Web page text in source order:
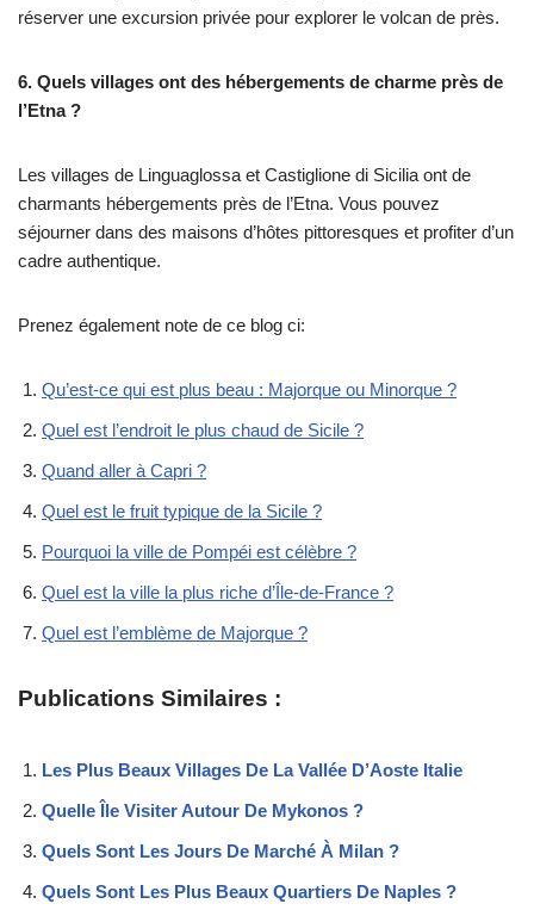
réserver une excursion privée pour explorer le volcan de près.
6. Quels villages ont des hébergements de charme près de
l’Etna ?
Les villages de Linguaglossa et Castiglione di Sicilia ont de
charmants hébergements près de l’Etna. Vous pouvez
séjourner dans des maisons d’hôtes pittoresques et profiter d’un
cadre authentique.
Prenez également note de ce blog ci:
Qu’est-ce qui est plus beau : Majorque ou Minorque ?
Quel est l’endroit le plus chaud de Sicile ?
Quand aller à Capri ?
Quel est le fruit typique de la Sicile ?
Pourquoi la ville de Pompéi est célèbre ?
Quel est la ville la plus riche d’Île-de-France ?
Quel est l’emblème de Majorque ?
Publications Similaires :
Les Plus Beaux Villages De La Vallée D’Aoste Italie
Quelle Île Visiter Autour De Mykonos ?
Quels Sont Les Jours De Marché À Milan ?
Quels Sont Les Plus Beaux Quartiers De Naples ?